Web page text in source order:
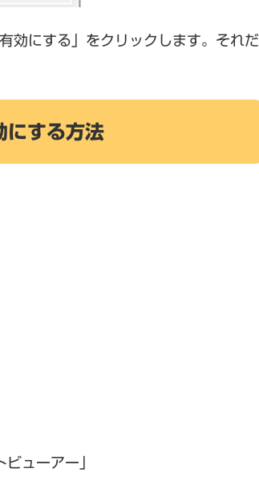
効にする」をクリックします。それだ
にする方法
ューアー」